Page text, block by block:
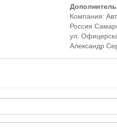
Компания:
Россия
ул.
Александр